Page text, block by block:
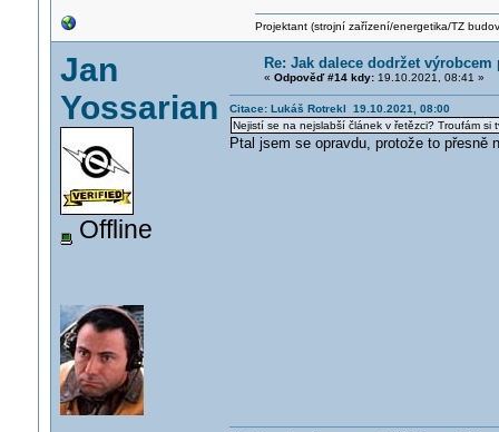
Projektant (strojní zařízení/energetika/TZ
Jan
Yossarian
Offline
Re: Jak dalece dodržet
« Odpověď #14 kdy:19.10.2021, 08:41 »
Citace: Lukáš Rotrekl 19.10.2021, 08:00
Nejistí se na nejslabší článek v řetězci? Troufám
Ptal jsem se opravdu, protože to